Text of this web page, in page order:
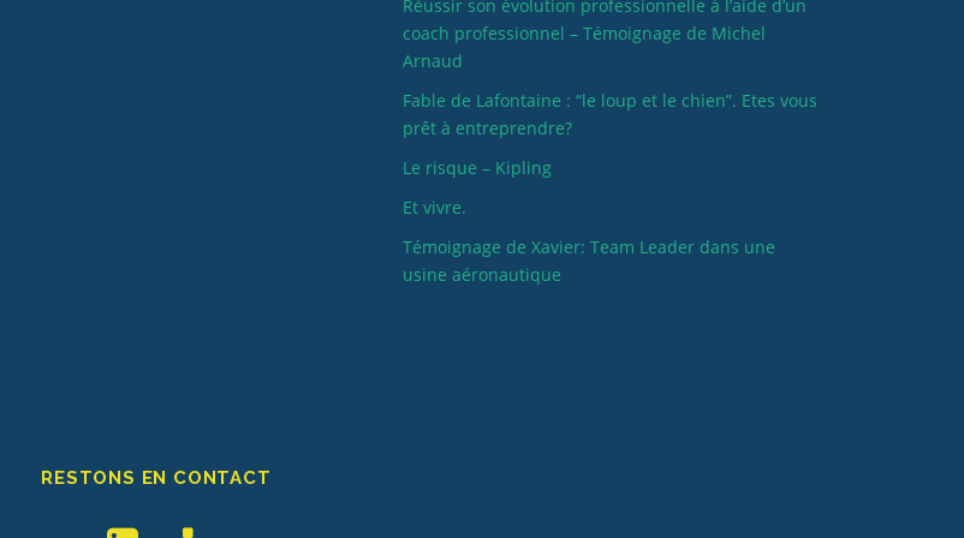
Réussir son évolution professionnelle à l’aide d’un
coach professionnel – Témoignage de Michel
Arnaud
Fable de Lafontaine : “le loup et le chien”. Etes vous
prêt à entreprendre?
Le risque – Kipling
Et vivre.
Témoignage de Xavier: Team Leader dans une
usine aéronautique
RESTONS EN CONTACT